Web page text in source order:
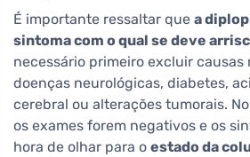
É importante ressaltar que a
sintoma com o qual se deve
necessário primeiro excluir causas
doenças neurológicas, diabetes,
cerebral ou alterações tumorais.
os exames forem negativos e os
hora de olhar para o estado da